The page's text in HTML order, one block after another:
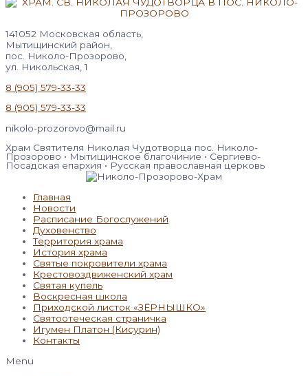
141052 Московская область,
Мытищинский район,
пос. Николо-Прозорово,
ул. Никольская, 1
8 (905) 579-33-33
8 (905) 579-33-33
nikolo-prozorovo@mail.ru
Храм Святителя Николая Чудотворца пос. Николо-
Прозорово • Мытищинское благочиние • Сергиево-
Посадская епархия • Русская православная церковь
Главная
Новости
Расписание Богослужений
Духовенство
Территория храма
История храма
Святые покровители храма
Крестовоздвиженский храм
Святая купель
Воскресная школа
Приходской листок «ЗЁРНЫШКО»
Святоотеческая страничка
Игумен Платон (Кисурин)
Контакты
Menu